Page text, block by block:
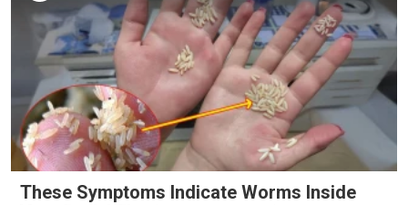
These Symptoms Indicate Worms Inside